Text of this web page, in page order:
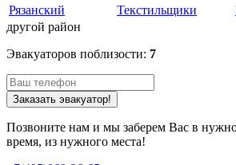
Рязанский
Текстильщики
другой район
Эвакуаторов поблизости: 7
Заказать эвакуатор!
Позвоните нам и мы заберем Вас в
время, из нужного места!